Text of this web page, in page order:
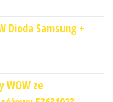
Dioda Samsung +
WOW ze